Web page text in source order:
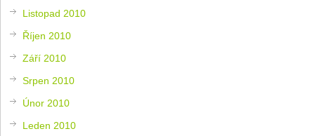
Listopad 2010
Říjen 2010
Září 2010
Srpen 2010
Únor 2010
Leden 2010